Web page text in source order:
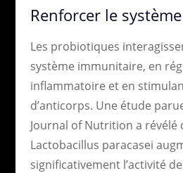
Renforcer le
Les probiotiques
système immunitaire, en
inflammatoire et en
d’anticorps. Une étude
Journal of Nutrition a révélé
Lactobacillus paracasei
significativement l’activité